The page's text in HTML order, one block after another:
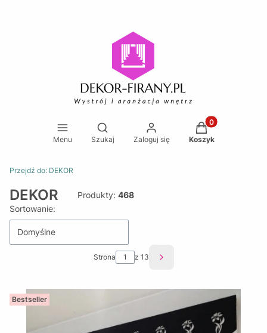
Menu
Otwórz wyszukiwarkę
Szukaj Zaloguj się
Produkty w
Koszyk
Przejdź do: DEKOR
DEKOR Produkty: 468
Lista produktów
Sortowanie:
Domyślne
Strona z 13 Następne produkty
Bestseller